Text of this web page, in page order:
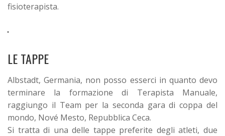
fisioterapista.
LE TAPPE
Albstadt, Germania, non posso esserci in quanto devo
terminare la formazione di Terapista Manuale,
raggiungo il Team per la seconda gara di coppa del
mondo, Nové Mesto, Repubblica Ceca.
Si tratta di una delle tappe preferite degli atleti, due